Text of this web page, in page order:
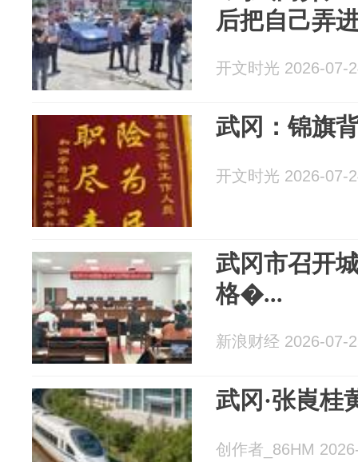
后把自己弄
开文时光 2026-07-
武冈：锦旗
开文时光 2026-07-
武冈市召开
格�...
新浪财经 2026-07-
武冈·张崀桂
创作者_86HM